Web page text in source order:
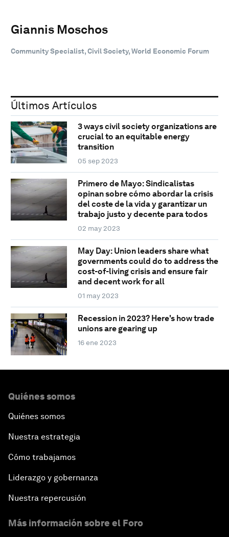
Giannis Moschos
Community Specialist, Civil Society, World Economic Forum
Últimos Artículos
3 ways civil society organizations are
crucial to an equitable energy
transition
05 sep 2023
Primero de Mayo: Sindicalistas
opinan sobre cómo abordar la crisis
del coste de la vida y garantizar un
trabajo justo y decente para todos
02 may 2023
May Day: Union leaders share what
governments could do to address the
cost-of-living crisis and ensure fair
and decent work for all
01 may 2023
Recession in 2023? Here's how trade
unions are gearing up
16 ene 2023
Quiénes somos
Quiénes somos
Nuestra estrategia
Cómo trabajamos
Liderazgo y gobernanza
Nuestra repercusión
Más información sobre el Foro